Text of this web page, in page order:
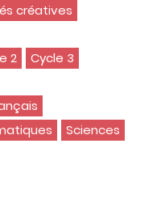
créatives
2 Cycle 3
Sciences